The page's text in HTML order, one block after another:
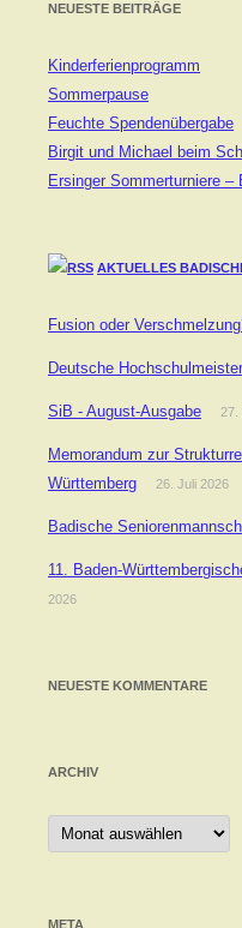
NEUESTE BEITRÄGE
Kinderferienprogramm
Sommerpause
Feuchte Spendenübergabe
Birgit und Michael beim
Ersinger Sommerturniere –
AKTUELLES
Fusion oder
Deutsche
SiB - August-Ausgabe 27.
Memorandum zur
Württemberg
26. Juli 2026
Badische
11. Baden-
2026
NEUESTE KOMMENTARE
ARCHIV
Archiv
META